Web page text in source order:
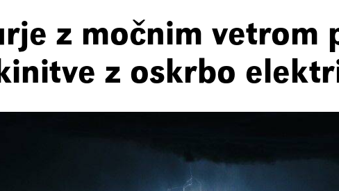
z močnim vetrom
z oskrbo